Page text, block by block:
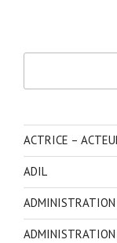
ACTRICE –
ADIL
ADMINISTRATION
ADMINISTRATION